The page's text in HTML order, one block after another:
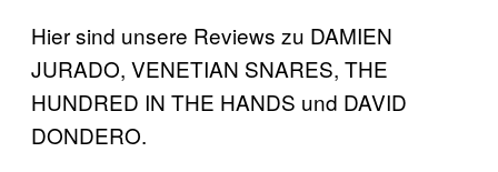
Hier sind unsere Reviews zu DAMIEN
JURADO, VENETIAN SNARES, THE
HUNDRED IN THE HANDS und DAVID
DONDERO.